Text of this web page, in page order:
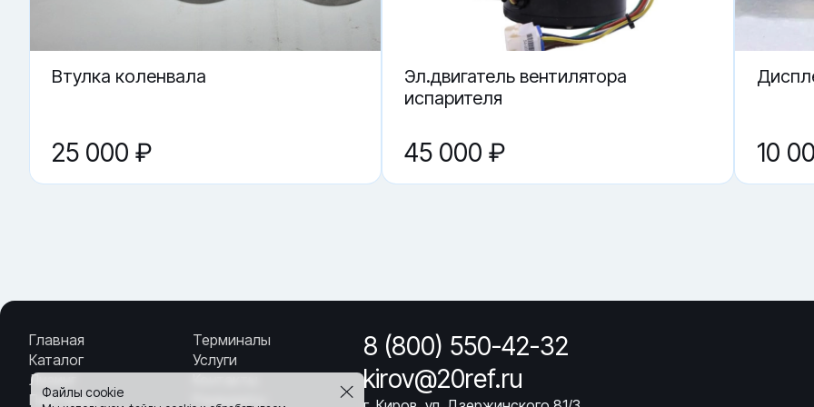
Файлы cookie
Втулка коленвала
25 000 ₽
Эл.двигатель вентилятора
испарителя
45 000 ₽ 10
Главная
Каталог
Лизинг
Партнёры
Терминалы
Услуги
Реквизиты
8 (800) 550-42-32
kirov@20ref.ru